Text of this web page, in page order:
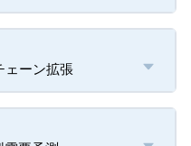
ェーン拡張